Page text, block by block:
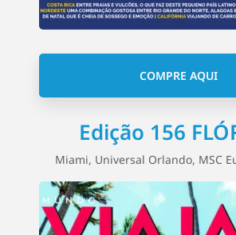
COMPRE AQUI
Edição 156
Miami, Universal Orlando, MSC